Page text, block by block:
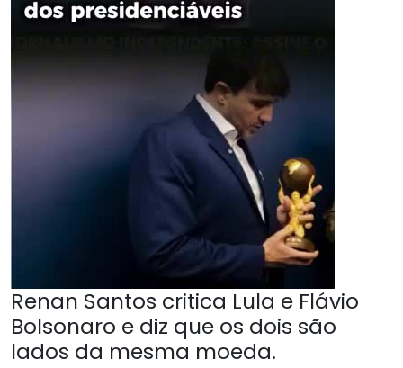
Renan Santos critica Lula e Flávio
Bolsonaro e diz que os dois são
lados da mesma moeda.